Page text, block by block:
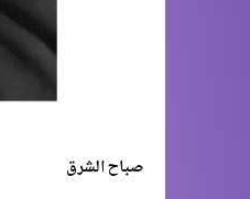
صباح الشرق